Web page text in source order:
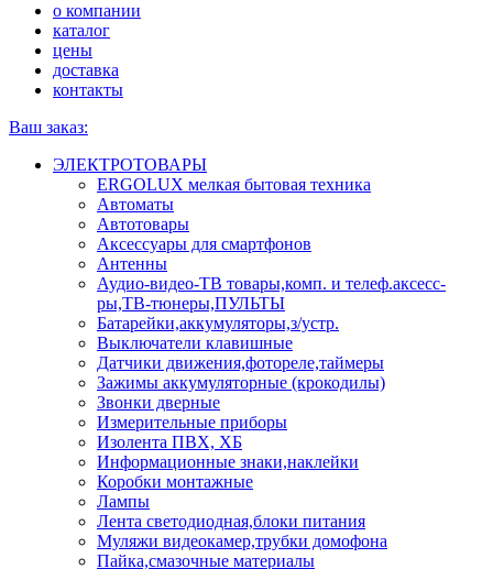
о компании
каталог
цены
доставка
контакты
Ваш заказ:
ЭЛЕКТРОТОВАРЫ
ERGOLUX мелкая бытовая техника
Автоматы
Автотовары
Аксессуары для смартфонов
Антенны
Аудио-видео-ТВ товары,комп. и телеф.аксесс-
ры,ТВ-тюнеры,ПУЛЬТЫ
Батарейки,аккумуляторы,з/устр.
Выключатели клавишные
Датчики движения,фотореле,таймеры
Зажимы аккумуляторные (крокодилы)
Звонки дверные
Измерительные приборы
Изолента ПВХ, ХБ
Информационные знаки,наклейки
Коробки монтажные
Лампы
Лента светодиодная,блоки питания
Муляжи видеокамер,трубки домофона
Пайка,смазочные материалы